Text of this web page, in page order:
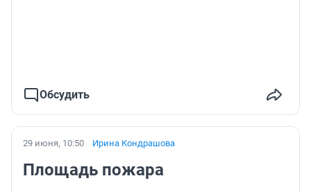
Обсудить
29 июня, 10:50 Ирина Кондрашова
Площадь пожара